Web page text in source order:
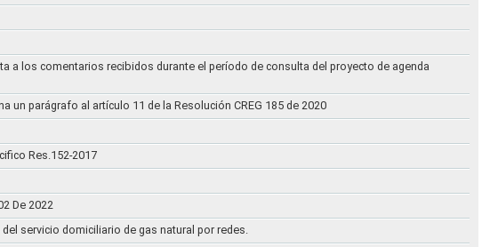
a los comentarios recibidos durante el período de consulta del proyecto de agenda
un parágrafo al artículo 11 de la Resolución CREG 185 de 2020
Res.152-2017
De 2022
servicio domiciliario de gas natural por redes.